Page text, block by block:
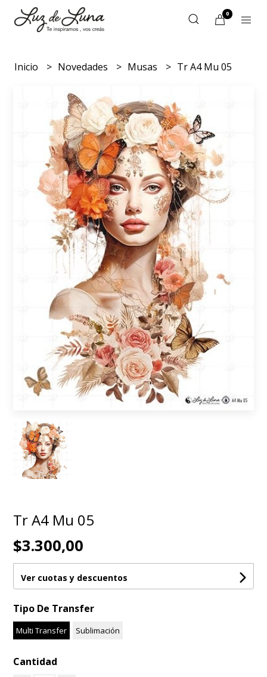
0
Inicio Novedades Musas Tr A4 Mu 05
Tr A4 Mu 05
$3.300,00
Ver cuotas y descuentos
Tipo De Transfer
Multi Transfer Sublimación
Cantidad